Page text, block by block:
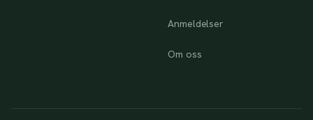
Anmeldelser
Om oss